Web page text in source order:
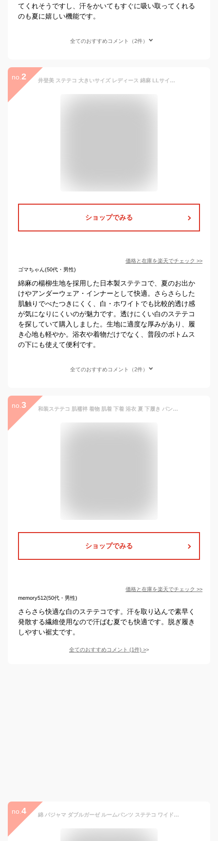
てくれそうですし、汗をかいてもすぐに吸い取ってくれる
のも夏に嬉しい機能です。
全てのおすすめコメント（2件）
no. 2 井登美 ステテコ 大きいサイズ レディース 綿麻 LLサイズ 女性用 浴衣 着物用 ローライズ 和装下着 真夏のステテコ itomi 夏用 肌着 日本製 さらさら 涼しい 快適 べた付かない 楊柳生地 白 裾よけ いとみ 普段 単衣季節にもおすすめ トントン tonton
ショップでみる
価格と在庫を楽天でチェック >>
ゴマちゃん(50代・男性)
綿麻の楊柳生地を採用した日本製ステテコで、夏のお出か
けやアンダーウェア・インナーとして快適。さらさらした
肌触りでべたつきにくく、白・ホワイトでも比較的透け感
が気になりにくいのが魅力です。透けにくい白のステテコ
を探していて購入しました。生地に適度な厚みがあり、履
き心地も軽やか。浴衣や着物だけでなく、普段のボトムス
の下にも使えて便利です。
全てのおすすめコメント（2件）
no. 3 和装ステテコ 肌襦袢 着物 肌着 下着 浴衣 夏 下履き パンツ 女性 レディース 着付け小物 白 ホワイト M/L HKH
ショップでみる
価格と在庫を楽天でチェック >>
memory512(50代・男性)
さらさら快適な白のステテコです。汗を取り込んで素早く
発散する繊維使用なので汗ばむ夏でも快適です。脱ぎ履き
しやすい裾丈です。
全てのおすすめコメント (1件) >
no. 4 綿 パジャマ ダブルガーゼ ルームパンツ ステテコ ワイドパンツ ズボンだけ パジャマ 吸汗速乾 涼しい レディース 裾ライン入り 7分丈 ショートパンツ 肌着 薄手 部屋着